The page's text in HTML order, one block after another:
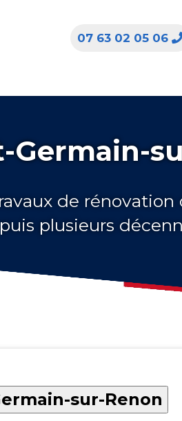
07 63 02 05 06
Germain-
de rénovation
plusieurs
sur-Renon